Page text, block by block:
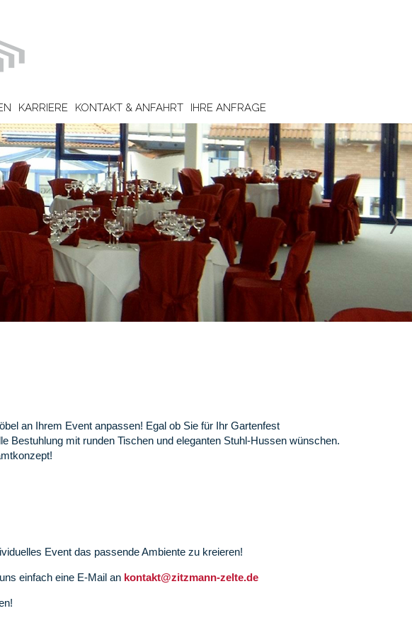
KARRIERE KONTAKT & ANFAHRT IHRE ANFRAGE
an Ihrem Event anpassen! Egal ob Sie für Ihr Gartenfest
Bestuhlung mit runden Tischen und eleganten Stuhl-Hussen wünschen.
Event das passende Ambiente zu kreieren!
einfach eine E-Mail an kontakt@zitzmann-zelte.de